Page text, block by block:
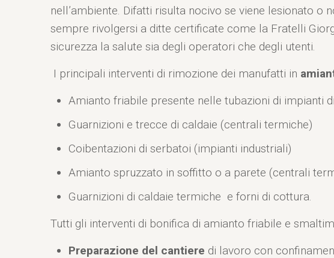
nell’ambiente. Difatti risulta nocivo se viene lesionato
sempre rivolgersi a ditte certificate come la Fratelli
sicurezza la salute sia degli operatori che degli utenti.
I principali interventi di rimozione dei manufatti in
Amianto friabile presente nelle tubazioni di impianti
Guarnizioni e trecce di caldaie (centrali termiche)
Coibentazioni di serbatoi (impianti industriali)
Amianto spruzzato in soffitto o a parete (centrali
Guarnizioni di caldaie termiche e forni di cottura.
Tutti gli interventi di bonifica di amianto friabile e
Preparazione del cantiere di lavoro con